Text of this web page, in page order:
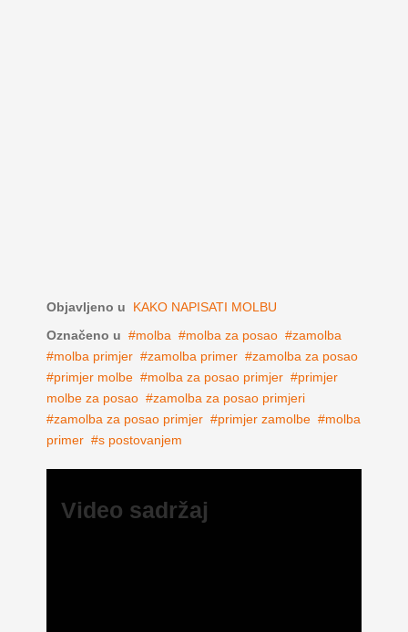
Objavljeno u
KAKO NAPISATI MOLBU
Označeno u
molba molba za posao
zamolba
molba primjer
zamolba primer
zamolba za posao
primjer molbe
molba za posao primjer
primjer
molbe za posao
zamolba za posao primjeri
zamolba za posao primjer
primjer zamolbe
molba
primer
s postovanjem
Video sadržaj